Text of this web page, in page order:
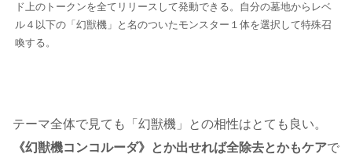
ド上のトークンを全てリリースして発動できる。自分の墓地からレベ
ル４以下の「幻獣機」と名のついたモンスター１体を選択して特殊召
喚する。
テーマ全体で見ても「幻獣機」との相性はとても良い。
《幻獣機コンコルーダ》とか出せれば全除去とかもケアで